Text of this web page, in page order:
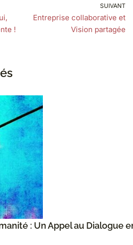
!
SUIVANT
Entreprise collaborative et
Vision partagée
: Un Appel au Dialogue